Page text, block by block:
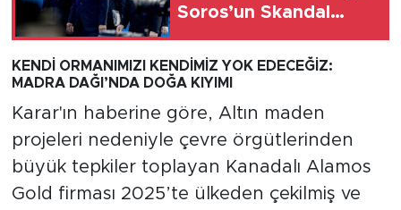
Soros’un Skandal
Kapatmaları Ne
Manaya Geliyor?
KENDİ ORMANIMIZI KENDİMİZ YOK EDECEĞİZ:
MADRA DAĞI’NDA DOĞA KIYIMI
Karar'ın haberine göre, Altın maden
projeleri nedeniyle çevre örgütlerinden
büyük tepkiler toplayan Kanadalı Alamos
Gold firması 2025’te ülkeden çekilmiş ve